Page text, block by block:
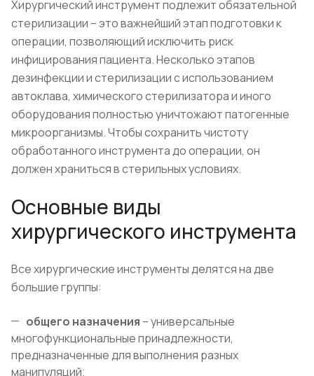
Хирургический инструмент подлежит обязательной
стерилизации – это важнейший этап подготовки к
операции, позволяющий исключить риск
инфицирования пациента. Несколько этапов
дезинфекции и стерилизации с использованием
автоклава, химического стерилизатора и иного
оборудования полностью уничтожают патогенные
микроорганизмы. Чтобы сохранить чистоту
обработанного инструмента до операции, он
должен храниться в стерильных условиях.
Основные виды
хирургического инструмента
Все хирургические инструменты делятся на две
большие группы:
общего назначения – универсальные
многофункциональные принадлежности,
предназначенные для выполнения разных
манипуляций;